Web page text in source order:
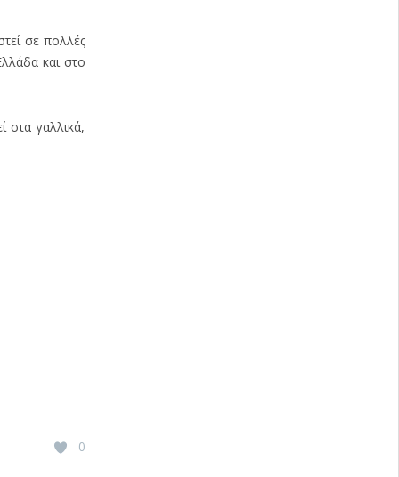
σε πολλές
και στο
στα γαλλικά,
0